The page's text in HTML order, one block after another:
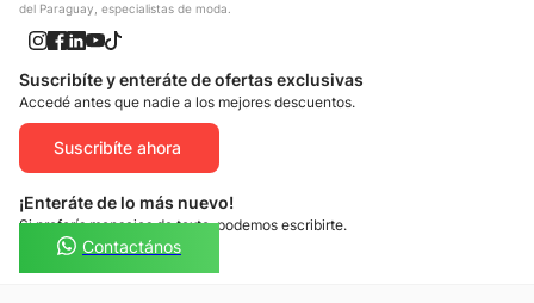
del Paraguay, especialistas de moda.
Suscribíte y enteráte de ofertas exclusivas
Accedé antes que nadie a los mejores descuentos.
Suscribíte ahora
¡Enteráte de lo más nuevo!
Si preferís mensajes de texto, podemos escribirte.
Contactános